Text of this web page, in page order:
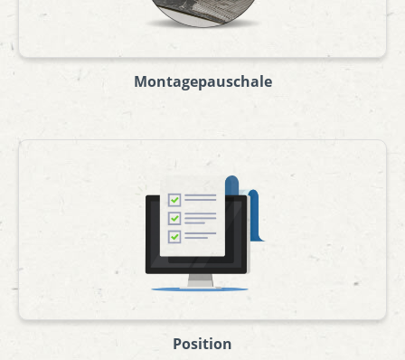
Montagepauschale
Position